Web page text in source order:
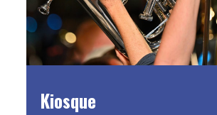
Kiosque